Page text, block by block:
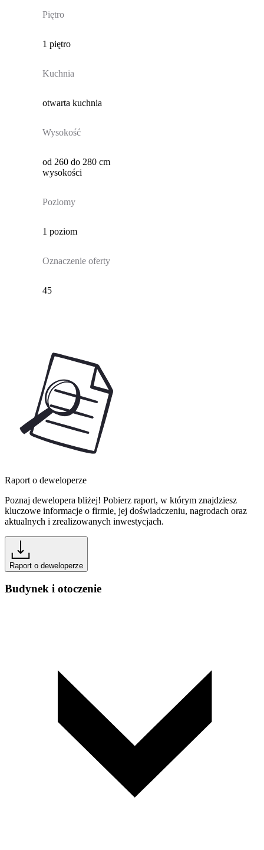
Piętro
1 piętro
Kuchnia
otwarta kuchnia
Wysokość
od 260 do 280 cm
wysokości
Poziomy
1 poziom
Oznaczenie oferty
45
Raport o deweloperze
Poznaj dewelopera bliżej! Pobierz raport, w którym znajdziesz
kluczowe informacje o firmie, jej doświadczeniu, nagrodach oraz
aktualnych i zrealizowanych inwestycjach.
Raport o deweloperze
Budynek i otoczenie